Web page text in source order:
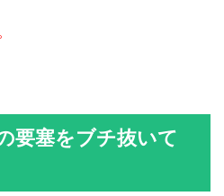
要塞をブチ抜いて